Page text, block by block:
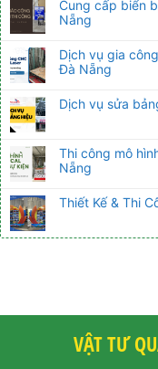
Cung cấp biển
Nẵng
Dịch vụ gia
Đà Nẵng
Dịch vụ sửa
Thi công mô
Nẵng
Thiết Kế & Thi
VẬT TƯ